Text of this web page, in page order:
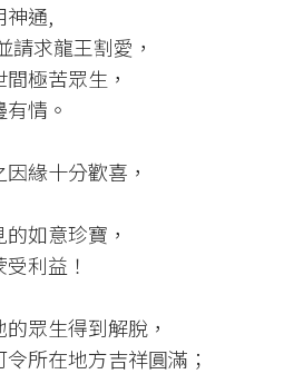
神通,​
請求龍王割愛，​
極苦眾生，​
情。​
緣十分歡喜，​
如意珍寶，​
利益！​
眾生得到解脫，​
所在地方吉祥圓滿；​